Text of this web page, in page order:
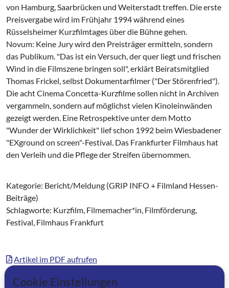
von Hamburg, Saarbrücken und Weiterstadt treffen. Die erste
Preisvergabe wird im Frühjahr 1994 während eines
Rüsselsheimer Kurzfilmtages über die Bühne gehen.
Novum: Keine Jury wird den Preisträger ermitteln, sondern
das Publikum. "Das ist ein Versuch, der quer liegt und frischen
Wind in die Filmszene bringen soll", erklärt Beiratsmitglied
Thomas Frickel, selbst Dokumentarfilmer ("Der Störenfried").
Die acht Cinema Concetta-Kurzfilme sollen nicht in Archiven
vergammeln, sondern auf möglichst vielen Kinoleinwänden
gezeigt werden. Eine Retrospektive unter dem Motto
"Wunder der Wirklichkeit" lief schon 1992 beim Wiesbadener
"EXground on screen"-Festival. Das Frankfurter Filmhaus hat
den Verleih und die Pflege der Streifen übernommen.
Kategorie: Bericht/Meldung (GRIP INFO + Filmland Hessen-
Beiträge)
Schlagworte: Kurzfilm, Filmemacher*in, Filmförderung,
Festival, Filmhaus Frankfurt
Artikel im PDF aufrufen
Cookie Einstellungen